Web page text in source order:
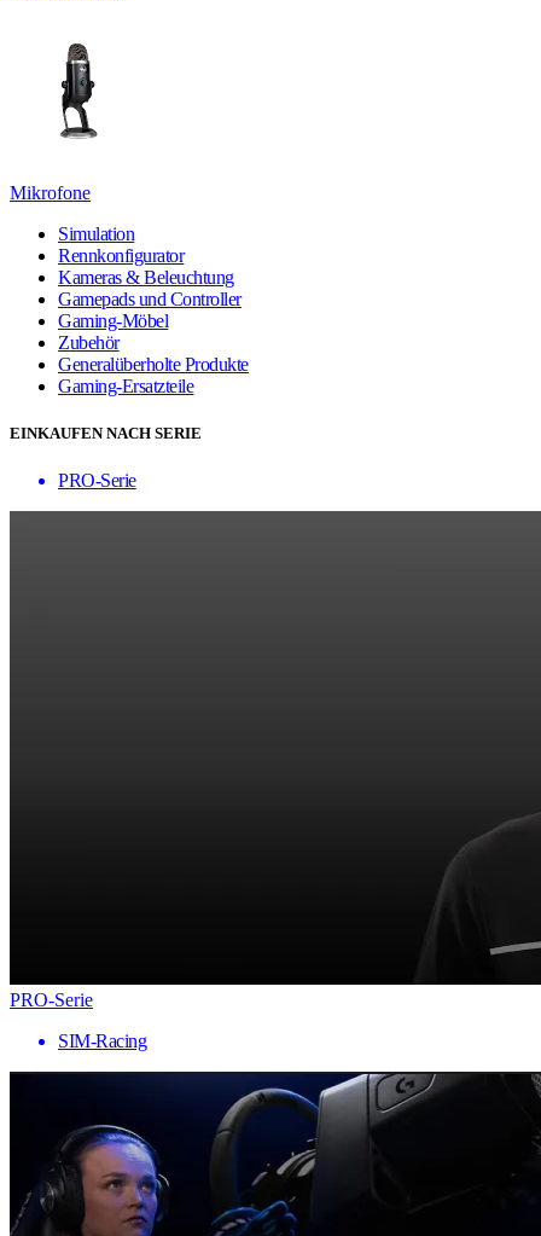
Mikrofone
Simulation
Rennkonfigurator
Kameras & Beleuchtung
Gamepads und Controller
Gaming-Möbel
Zubehör
Generalüberholte Produkte
Gaming-Ersatzteile
EINKAUFEN NACH SERIE
PRO-Serie
PRO-Serie
SIM-Racing